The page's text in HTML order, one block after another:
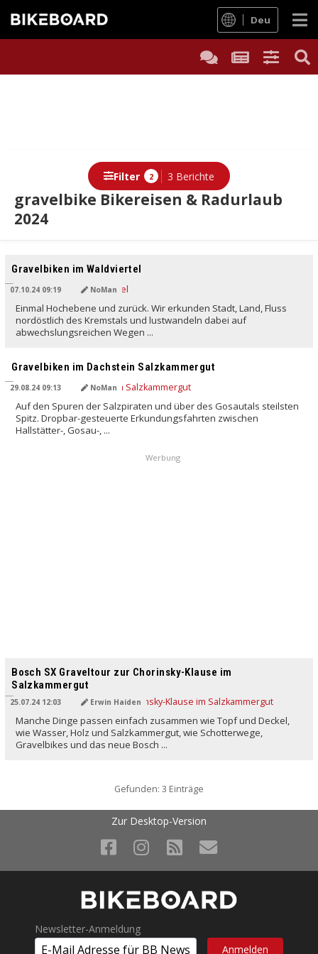
Deu
Filter 2 3 Berichte
gravelbike Bikereisen & Radurlaub
2024
Gravelbiken im Waldviertel
07.10.24 09:19 NoMan
Einmal Hochebene und zurück. Wir erkunden Stadt, Land, Fluss
nordöstlich des Kremstals und lustwandeln dabei auf
abwechslungsreichen Wegen ...
Gravelbiken im Dachstein Salzkammergut
29.08.24 09:13 NoMan
Auf den Spuren der Salzpiraten und über des Gosautals steilsten
Spitz. Dropbar-gesteuerte Erkundungsfahrten zwischen
Hallstätter-, Gosau-, ...
Werbung
Bosch SX Graveltour zur Chorinsky-Klause im
Salzkammergut
25.07.24 12:03 Erwin Haiden
Manche Dinge passen einfach zusammen wie Topf und Deckel,
wie Wasser, Holz und Salzkammergut, wie Schotterwege,
Gravelbikes und das neue Bosch ...
Gefunden: 3 Einträge
Zur Desktop-Version
Newsletter-Anmeldung